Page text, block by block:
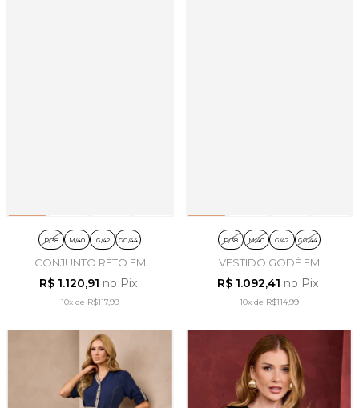
P/38 M/40 G/42 GG/44
CONJUNTO RETO EM
VISCOLINHO PRETO - ARTSY
R$ 1.120,91 no Pix
10xde R$117,99
P/38 M/40 G/42 GG/44
VESTIDO GODÊ EM
CHIFFON MARSALA FLORAL
- ARTSY
R$ 1.092,41 no Pix
10xde R$114,99